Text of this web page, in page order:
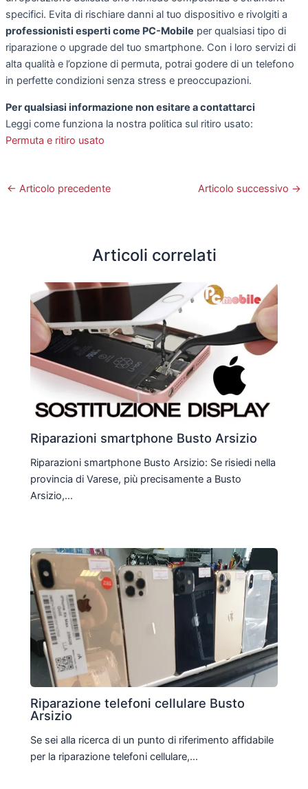
specifici. Evita di rischiare danni al tuo dispositivo e rivolgiti a
professionisti esperti come PC-Mobile per qualsiasi tipo di
riparazione o upgrade del tuo smartphone. Con i loro servizi di
alta qualità e l’opzione di permuta, potrai godere di un telefono
in perfette condizioni senza stress e preoccupazioni.
Per qualsiasi informazione non esitare a contattarci
Leggi come funziona la nostra politica sul ritiro usato:
Permuta e ritiro usato
← Articolo precedente Articolo successivo →
Articoli correlati
Riparazioni smartphone Busto Arsizio
Riparazioni smartphone Busto Arsizio: Se risiedi nella
provincia di Varese, più precisamente a Busto
Arsizio,…
Riparazione telefoni cellulare Busto
Arsizio
Se sei alla ricerca di un punto di riferimento affidabile
per la riparazione telefoni cellulare,…